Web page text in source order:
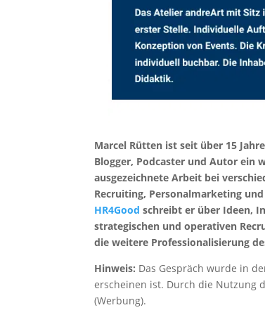
Marcel Rütten ist seit über 15
Blogger, Podcaster und Autor ein
ausgezeichnete Arbeit bei
Recruiting, Personalmarketing
HR4Good schreibt er über Ideen,
strategischen und operativen
die weitere Professionalisierung
Hinweis: Das Gespräch wurde in
erscheinen ist. Durch die Nutzung
(Werbung).